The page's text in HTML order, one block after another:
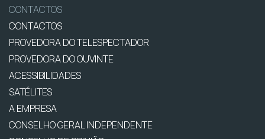
CONTACTOS
CONTACTOS
PROVEDORA DO TELESPECTADOR
PROVEDORA DO OUVINTE
ACESSIBILIDADES
SATÉLITES
A EMPRESA
CONSELHO GERAL INDEPENDENTE